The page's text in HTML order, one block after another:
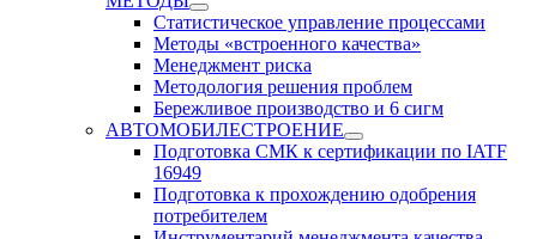
Статистическое управление процессами
Методы «встроенного качества»
Менеджмент риска
Методология решения проблем
Бережливое производство и 6 сигм
АВТОМОБИЛЕСТРОЕНИЕ
Подготовка СМК к сертификации по IATF
16949
Подготовка к прохождению одобрения
потребителем